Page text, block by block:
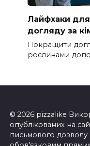
Лайфхаки
догляду за
Покращити
рослинами
© 2026 pizzalike
опублікованих на
письмового дозволу